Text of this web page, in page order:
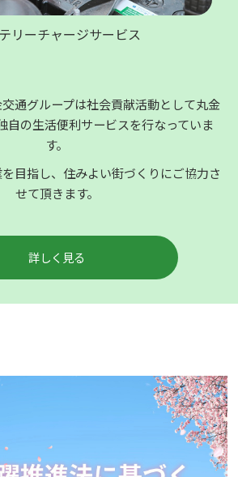
リーチャージサービス
通グループは社会貢献活動として丸金
自の生活便利サービスを行なっていま
す。
目指し、住みよい街づくりにご協力さ
せて頂きます。
詳しく見る